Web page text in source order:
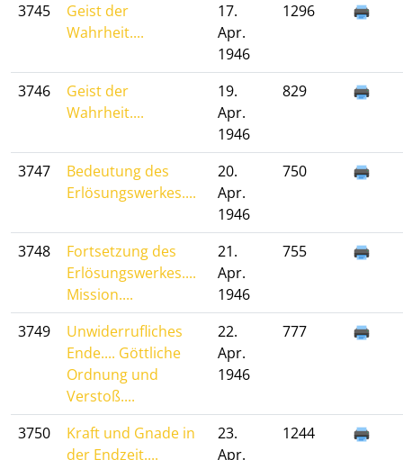
3745
Geist der
Wahrheit....
17.
Apr.
1946
1296
3746
Geist der
Wahrheit....
19.
Apr.
1946
829
3747
Bedeutung des
Erlösungswerkes....
20.
Apr.
1946
750
3748
Fortsetzung des
Erlösungswerkes....
Mission....
21.
Apr.
1946
755
3749
Unwiderrufliches
Ende.... Göttliche
Ordnung und
Verstoß....
22.
Apr.
1946
777
3750
Kraft und Gnade in
der Endzeit....
23.
Apr.
1244